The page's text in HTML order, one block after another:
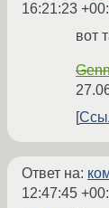
16:21:23
вот
Ответ на:
12:47:45